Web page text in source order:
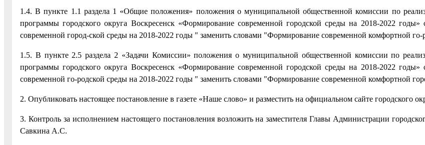
1.4. В пункте 1.1 раздела 1 «Общие положения» положения о муниципальной общественной комиссии по
программы городского округа Воскресенск «Формирование современной городской среды на 2018-2022
современной город-ской среды на 2018-2022 годы " заменить словами "Формирование современной комфортной го-
1.5. В пункте 2.5 раздела 2 «Задачи Комиссии» положения о муниципальной общественной комиссии по
программы городского округа Воскресенск «Формирование современной городской среды на 2018-2022
современной го-родской среды на 2018-2022 годы " заменить словами "Формирование современной комфортной
2. Опубликовать настоящее постановление в газете «Наше слово» и разместить на официальном сайте городского
3. Контроль за исполнением настоящего постановления возложить на заместителя Главы Администрации
Савкина А.С.